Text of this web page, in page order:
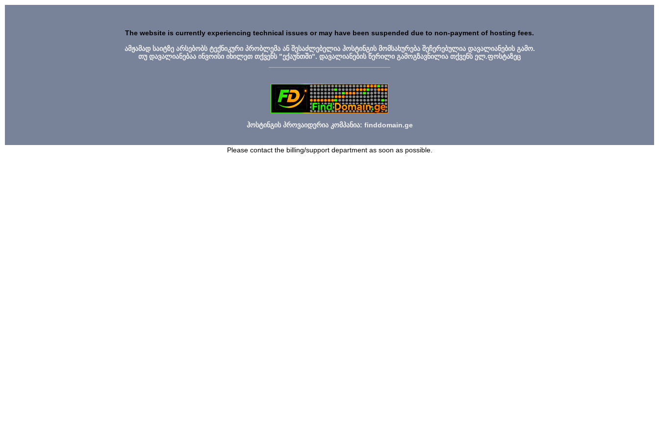
The website is currently experiencing technical issues or may have been suspended due to non-payment of hosting fees.
ამჟამად საიტზე არსებობს ტექნიკური პრობლემა ან შესაძლებელია ჰოსტინგის მომსახურება შეჩერებულია დავალიანების გამო.
თუ დავალიანებაა ინვოისი იხილეთ თქვენს "ექაუნთში". დავალიანების წერილი გამოგზავნილია თქვენს ელ.ფოსტაზეც
ჰოსტინგის პროვაიდერია კომპანია: finddomain.ge
Please contact the billing/support department as soon as possible.